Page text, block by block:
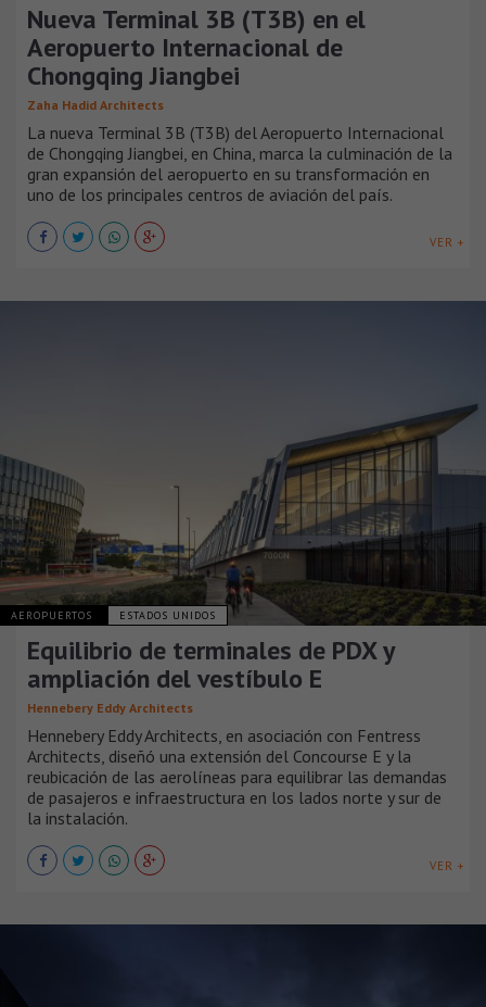
Nueva Terminal 3B (T3B) en el
Aeropuerto Internacional de
Chongqing Jiangbei
Zaha Hadid Architects
La nueva Terminal 3B (T3B) del Aeropuerto Internacional
de Chongqing Jiangbei, en China, marca la culminación de la
gran expansión del aeropuerto en su transformación en
uno de los principales centros de aviación del país.
VER +
AEROPUERTOS ESTADOS UNIDOS
Equilibrio de terminales de PDX y
ampliación del vestíbulo E
Hennebery Eddy Architects
Hennebery Eddy Architects, en asociación con Fentress
Architects, diseñó una extensión del Concourse E y la
reubicación de las aerolíneas para equilibrar las demandas
de pasajeros e infraestructura en los lados norte y sur de
la instalación.
VER +